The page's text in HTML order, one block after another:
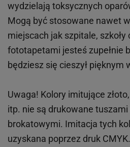
wydzielają toksycznych
Mogą być stosowane nawet
miejscach jak szpitale, szkoły
fototapetami jesteś zupełnie
będziesz się cieszył pięknym
Uwaga! Kolory imitujące
itp. nie są drukowane
brokatowymi. Imitacja tych
uzyskana poprzez druk